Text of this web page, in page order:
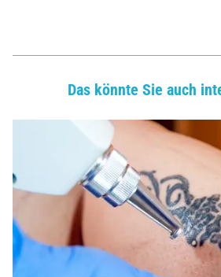
Das könnte Sie auch